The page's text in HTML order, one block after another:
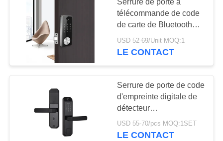
SITE
POLITIQUE
EN
MATIÈRE
PROTECTION
serrure de porte
automatique
Serrure de porte à
télécommande de code
de carte de Bluetooth
WIFI de serrures de
porte d'appartement
USD 52-69/Unit MOQ:1
LE CONTACT
Serrure de porte de code
d'empreinte digitale de
détecteur
semiconducteur,
serrures de porte
USD 55-70/pcs MOQ:1SET
LE CONTACT